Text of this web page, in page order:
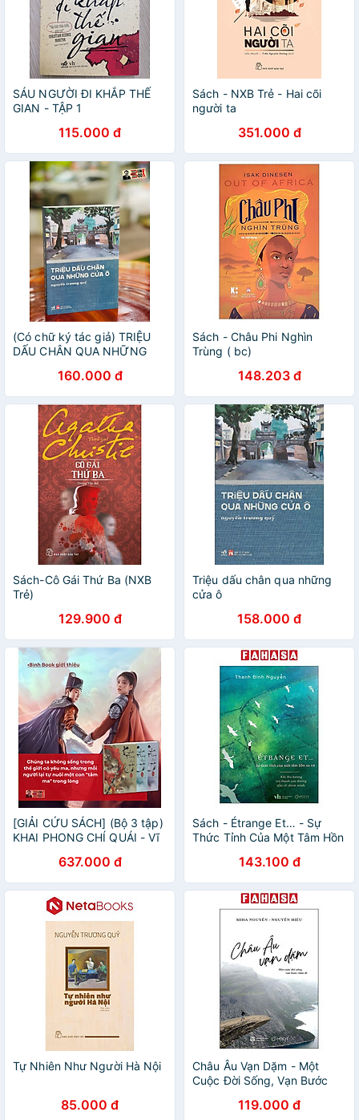
SÁU NGƯỜI ĐI KHẮP THẾ
GIAN - TẬP 1
115.000 đ
Sách - NXB Trẻ - Hai cõi
người ta
351.000 đ
(Có chữ ký tác giả) TRIỆU
DẤU CHÂN QUA NHỮNG
Quý – Nhã Nam – NXB Phụ
Nữ (Bìa mềm)
160.000 đ
Sách - Châu Phi Nghìn
Trùng ( bc)
148.203 đ
Sách-Cô Gái Thứ Ba (NXB
Trẻ)
129.900 đ
Triệu dấu chân qua những
cửa ô
158.000 đ
[GIẢI CỨU SÁCH] (Bộ 3 tập)
KHAI PHONG CHÍ QUÁI - Vĩ
- Huy Hoàng637.000 đ
Sách - Étrange Et… - Sự
Thức Tỉnh Của Một Tâm Hồn
143.100 đ
Tự Nhiên Như Người Hà Nội
85.000 đ
Châu Âu Vạn Dặm - Một
Cuộc Đời Sống, Vạn Bước
119.000 đ